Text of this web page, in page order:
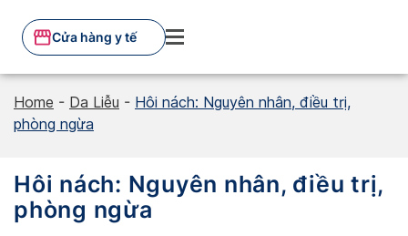
content
Cửa hàng y tế
Home - Da Liễu - Hôi nách: Nguyên nhân, điều trị,
phòng ngừa
Hôi nách: Nguyên nhân, điều trị,
phòng ngừa